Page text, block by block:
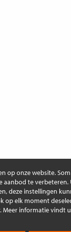
op onze website.
aanbod te verbeteren.
deze instellingen
op elk moment
Meer informatie vindt